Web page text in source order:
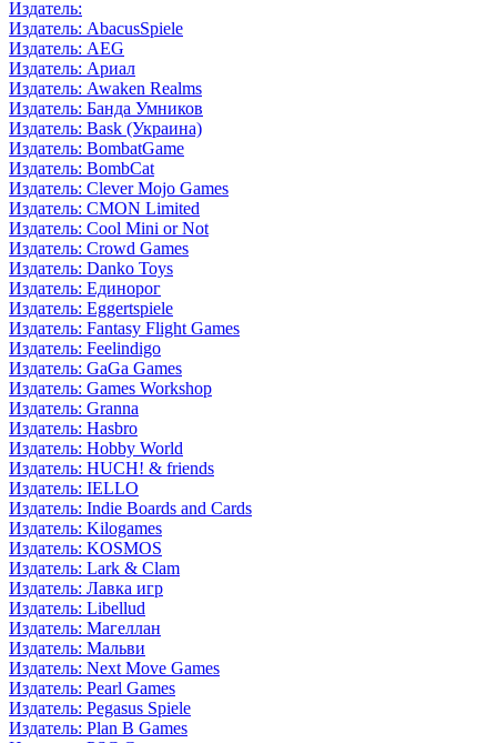
Издатель:
Издатель: AbacusSpiele
Издатель: AEG
Издатель: Ариал
Издатель: Awaken Realms
Издатель: Банда Умников
Издатель: Bask (Украина)
Издатель: BombatGame
Издатель: BombCat
Издатель: Clever Mojo Games
Издатель: CMON Limited
Издатель: Cool Mini or Not
Издатель: Crowd Games
Издатель: Danko Toys
Издатель: Единорог
Издатель: Eggertspiele
Издатель: Fantasy Flight Games
Издатель: Feelindigo
Издатель: GaGa Games
Издатель: Games Workshop
Издатель: Granna
Издатель: Hasbro
Издатель: Hobby World
Издатель: HUCH! & friends
Издатель: IELLO
Издатель: Indie Boards and Cards
Издатель: Kilogames
Издатель: KOSMOS
Издатель: Lark & Clam
Издатель: Лавка игр
Издатель: Libellud
Издатель: Магеллан
Издатель: Мальви
Издатель: Next Move Games
Издатель: Pearl Games
Издатель: Pegasus Spiele
Издатель: Plan B Games